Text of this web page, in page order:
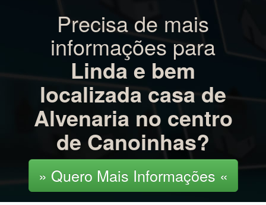
Precisa de mais
informações para
Linda e bem
localizada casa de
Alvenaria no centro
de Canoinhas?
» Quero Mais Informações «